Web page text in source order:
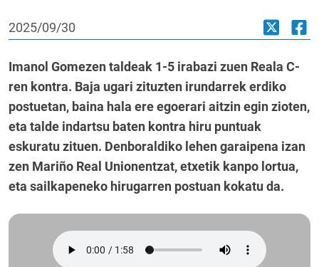
2025/09/30
Imanol Gomezen taldeak 1-5 irabazi zuen Reala C-
ren kontra. Baja ugari zituzten irundarrek erdiko
postuetan, baina hala ere egoerari aitzin egin zioten,
eta talde indartsu baten kontra hiru puntuak
eskuratu zituen. Denboraldiko lehen garaipena izan
zen Mariño Real Unionentzat, etxetik kanpo lortua,
eta sailkapeneko hirugarren postuan kokatu da.